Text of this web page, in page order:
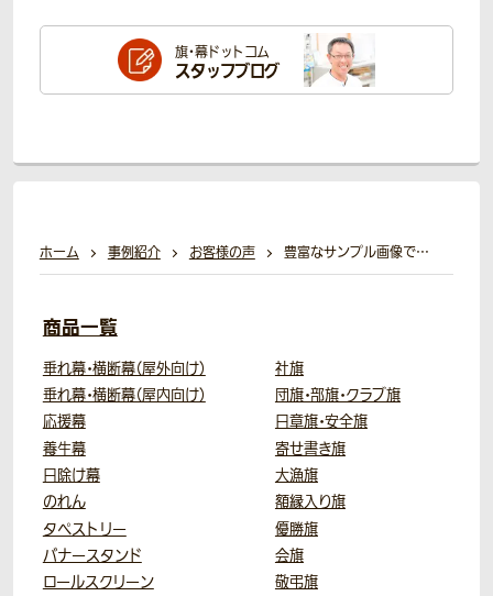
旗・幕ドットコム
スタッフブログ
ホーム 事例紹介 お客様の声 豊富なサンプル画像で…
商品一覧
垂れ幕・横断幕（屋外向け）
垂れ幕・横断幕（屋内向け）
応援幕
養生幕
日除け幕
のれん
タペストリー
バナースタンド
ロールスクリーン
社旗
団旗・部旗・クラブ旗
日章旗・安全旗
寄せ書き旗
大漁旗
額縁入り旗
優勝旗
会旗
敬弔旗